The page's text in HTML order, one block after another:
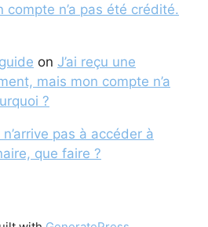
compte n’a pas été crédité.
on J’ai reçu une
mais mon compte n’a
?
n’arrive pas à accéder à
que faire ?